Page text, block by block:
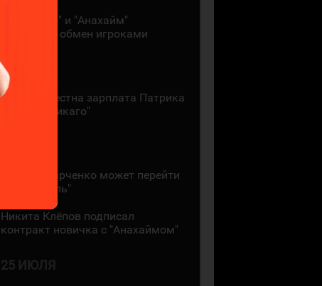
"Монреаль" и "Анахайм"
произвели обмен игроками
27 ИЮЛЯ
Стала известна зарплата Патрика
Кейна в "Чикаго"
Кирилл Марченко может перейти
в "Монреаль"
Никита Клёпов подписал
контракт новичка с "Анахаймом"
25 ИЮЛЯ